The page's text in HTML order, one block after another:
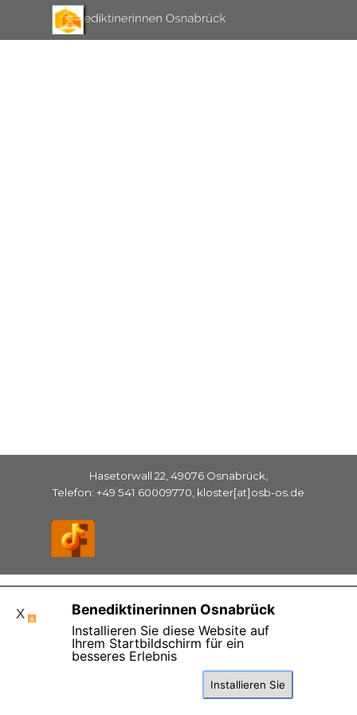
Direkt zum Seiteninhalt
Menü überspringen
Hasetorwall 22, 49076 Osnabrück,
Telefon: +49 541 60009770, kloster[at]osb-os.de
Benediktinerinnen Osnabrück
Installieren Sie diese Website auf
Ihrem Startbildschirm für ein
besseres Erlebnis
Installieren Sie
X
Diese Seite benutzt Cookies , lesen Sie bitte die
Einverstanden